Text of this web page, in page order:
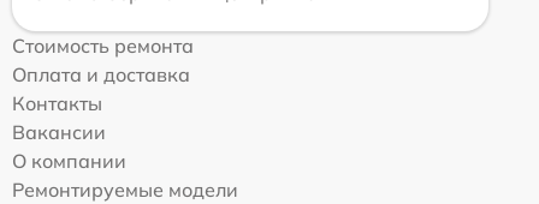
Стоимость ремонта
Оплата и доставка
Контакты
Вакансии
О компании
Ремонтируемые модели